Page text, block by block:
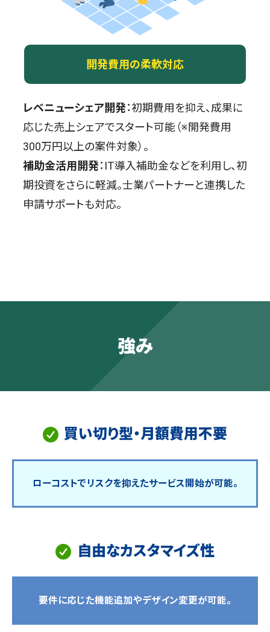
開発費用の柔軟対応
レベニューシェア開発：初期費用を抑え、成果に
応じた売上シェアでスタート可能（※開発費用
300万円以上の案件対象）。
補助金活用開発：IT導入補助金などを利用し、初
期投資をさらに軽減。士業パートナーと連携した
申請サポートも対応。
強み
買い切り型・月額費用不要
ローコストでリスクを抑えたサービス開始が可能。
自由なカスタマイズ性
要件に応じた機能追加やデザイン変更が可能。